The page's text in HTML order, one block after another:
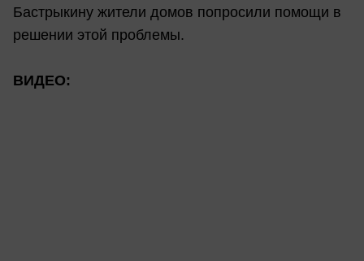
Бастрыкину жители домов попросили помощи в
решении этой проблемы.
ВИДЕО: